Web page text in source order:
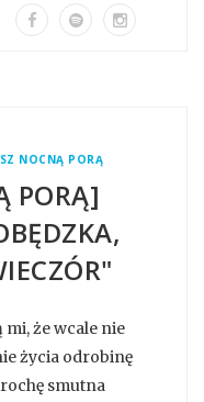
NOCNĄ PORĄ
PORĄ]
że wcale nie
życia odrobinę
smutna